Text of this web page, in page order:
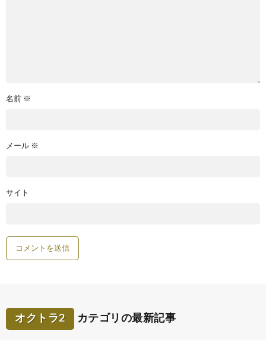
名前 ※
メール ※
サイト
オクトラ2 カテゴリの最新記事